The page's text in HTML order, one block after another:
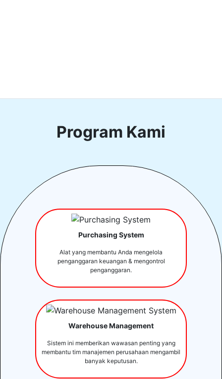
Program Kami
Purchasing System
Alat yang membantu Anda mengelola
penganggaran keuangan & mengontrol
penganggaran.
Warehouse Management
Sistem ini memberikan wawasan penting yang
membantu tim manajemen perusahaan mengambil
banyak keputusan.